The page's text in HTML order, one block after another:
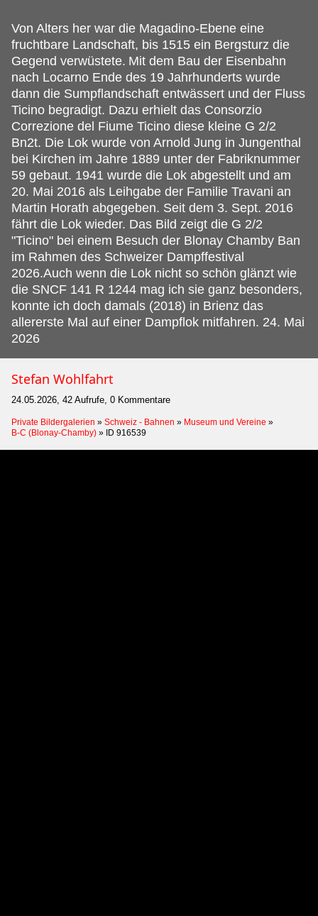
Von Alters her war die Magadino-Ebene eine
fruchtbare Landschaft, bis 1515 ein Bergsturz die
Gegend verwüstete. Mit dem Bau der Eisenbahn
nach Locarno Ende des 19 Jahrhunderts wurde
dann die Sumpflandschaft entwässert und der Fluss
Ticino begradigt. Dazu erhielt das Consorzio
Correzione del Fiume Ticino diese kleine G 2/2
Bn2t. Die Lok wurde von Arnold Jung in Jungenthal
bei Kirchen im Jahre 1889 unter der Fabriknummer
59 gebaut. 1941 wurde die Lok abgestellt und am
20. Mai 2016 als Leihgabe der Familie Travani an
Martin Horath abgegeben. Seit dem 3. Sept. 2016
fährt die Lok wieder. Das Bild zeigt die G 2/2
"Ticino" bei einem Besuch der Blonay Chamby Ban
im Rahmen des Schweizer Dampffestival
2026.Auch wenn die Lok nicht so schön glänzt wie
die SNCF 141 R 1244 mag ich sie ganz besonders,
konnte ich doch damals (2018) in Brienz das
allererste Mal auf einer Dampflok mitfahren. 24. Mai
2026
Stefan Wohlfahrt
24.05.2026, 42 Aufrufe, 0 Kommentare
Private Bildergalerien » Schweiz - Bahnen » Museum und Vereine »
B-C (Blonay-Chamby) » ID 916539